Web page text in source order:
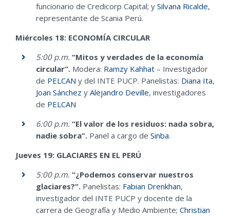
funcionario de Credicorp Capital; y Silvana Ricalde,
representante de Scania Perú.
Miércoles 18: ECONOMÍA CIRCULAR
5:00 p.m. “Mitos y verdades de la economía
circular”. Modera: Ramzy Kahhat – Investigador
de PELCAN y del INTE PUCP. Panelistas: Diana Ita,
Joan Sánchez y Alejandro Deville, investigadores
de PELCAN
6:00 p.m. “El valor de los residuos: nada sobra,
nadie sobra”. Panel a cargo de Sinba.
Jueves 19: GLACIARES EN EL PERÚ
5:00 p.m. “¿Podemos conservar nuestros
glaciares?”. Panelistas: Fabian Drenkhan,
investigador del INTE PUCP y docente de la
carrera de Geografía y Medio Ambiente; Christian